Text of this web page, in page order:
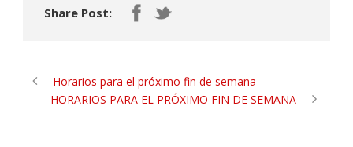
Share Post:
Horarios para el próximo fin de semana
HORARIOS PARA EL PRÓXIMO FIN DE SEMANA